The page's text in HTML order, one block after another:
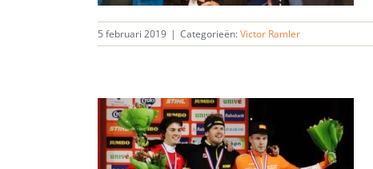
5 februari 2019 | Categorieën:Victor Ramler